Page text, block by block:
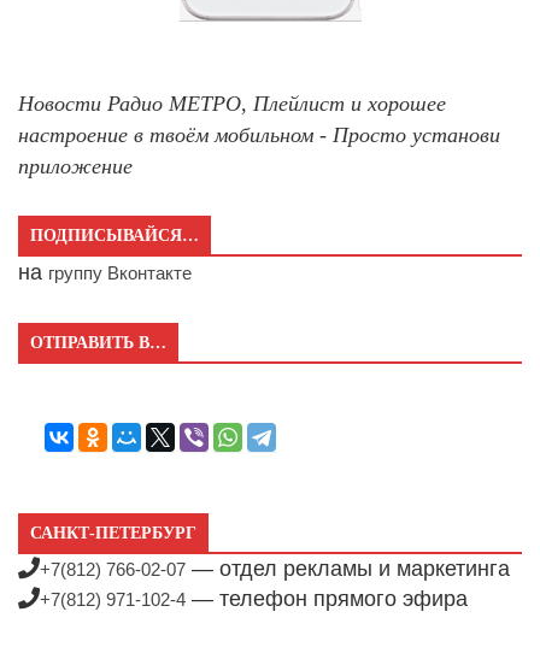
Новости Радио МЕТРО, Плейлист и хорошее
настроение в твоём мобильном - Просто установи
приложение
ПОДПИСЫВАЙСЯ…
на группу Вконтакте
ОТПРАВИТЬ В…
САНКТ-ПЕТЕРБУРГ
+7(812) 766-02-07 — отдел рекламы и маркетинга
+7(812) 971-102-4 — телефон прямого эфира